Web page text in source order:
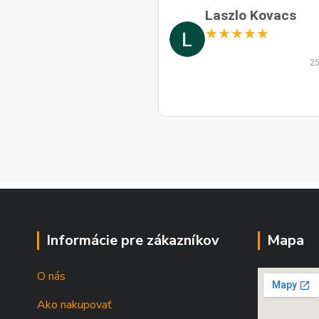
Laszlo Kovacs
★★★★★
Informácie pre zákazníkov
O nás
Ako nakupovať
Mapa